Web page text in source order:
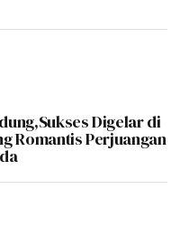
Digelar di
Romantis Perjuangan